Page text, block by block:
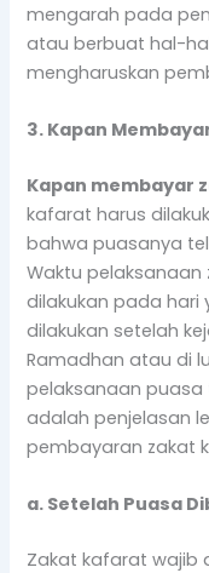
mengarah pada
atau berbuat hal-
mengharuskan
3. Kapan
Kapan membayar
kafarat harus
bahwa puasanya
Waktu
dilakukan pada
dilakukan setelah
Ramadhan atau di
pelaksanaan puasa
adalah penjelasan
pembayaran zakat
a. Setelah Puasa
Zakat kafarat wajib